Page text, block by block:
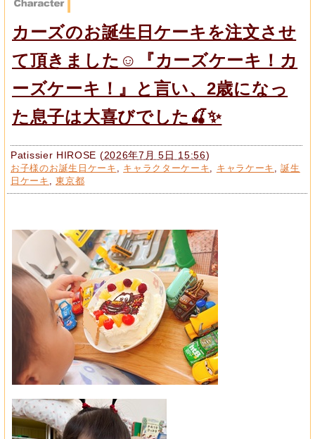
カーズのお誕生日ケーキを注文させ
て頂きました☺️『カーズケーキ！カ
ーズケーキ！』と言い、2歳になっ
た息子は大喜びでした🍒✨
Patissier HIROSE (2026年7月 5日 15:56)
お子様のお誕生日ケーキ キャラクターケーキ キャラケーキ ,誕生
日ケーキ
,東京都